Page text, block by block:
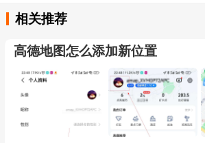
相关推荐
高德地图怎么添加新位置